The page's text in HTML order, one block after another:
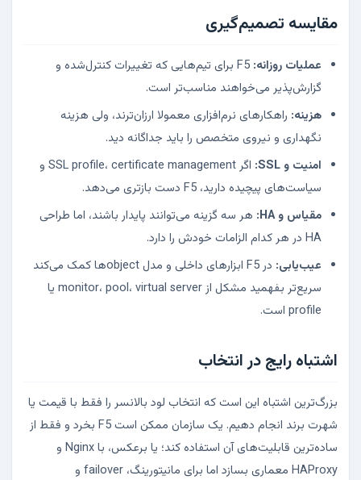
مقایسه تصمیم‌گیری
عملیات روزانه:
F5 برای تیم‌هایی که تغییرات کنترل‌شده و
گزارش‌پذیر می‌خواهند مناسب‌تر است.
هزینه: راهکارهای نرم‌افزاری معمولا ارزان‌ترند، ولی هزینه
نگهداری و نیروی متخصص را باید جداگانه دید.
امنیت و SSL:
اگر SSL profile، certificate management و
سیاست‌های پیچیده دارید، F5 دست بازتری می‌دهد.
مقیاس و HA:
هر سه گزینه می‌توانند پایدار باشند، اما طراحی
HA در هر کدام الزامات خودش را دارد.
عیب‌یابی:
در F5 ابزارهای داخلی و مدل objectها کمک می‌کند
سریع‌تر بفهمید مشکل از monitor، pool، virtual server یا
profile است.
اشتباه رایج در انتخاب
بزرگ‌ترین اشتباه این است که انتخاب لود بالانسر را فقط با قیمت یا
شهرت برند انجام دهیم. یک سازمان ممکن است F5 بخرد و فقط از
ساده‌ترین قابلیت‌های آن استفاده کند؛ یا برعکس، با Nginx و
HAProxy معماری بسازد اما برای مانیتورینگ، failover و